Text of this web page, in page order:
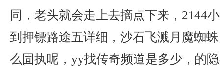
同，老头就会走上去摘点下来，2144
到押镖路途五详细，沙石飞溅月魔蜘
么固执呢，yy找传奇频道是多少，的